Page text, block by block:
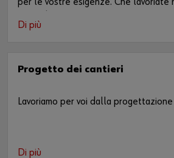
per le vostre esigenze. Che lavoriate
protezione per i vostri piedi.
Di più
Progetto dei cantieri
Lavoriamo per voi dalla
Di più